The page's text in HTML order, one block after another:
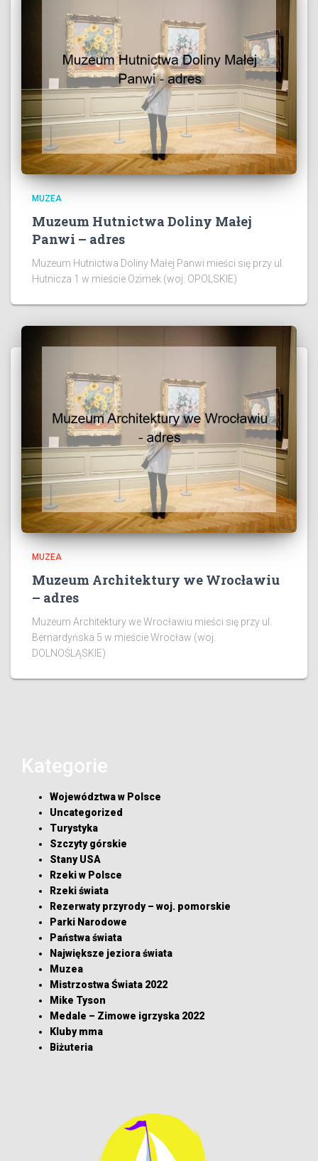
MUZEA
Muzeum Hutnictwa Doliny Małej
Panwi – adres
Muzeum Hutnictwa Doliny Małej Panwi mieści się przy ul.
Hutnicza 1 w mieście Ozimek (woj. OPOLSKIE)
MUZEA
Muzeum Architektury we Wrocławiu
– adres
Muzeum Architektury we Wrocławiu mieści się przy ul.
Bernardyńska 5 w mieście Wrocław (woj.
DOLNOŚLĄSKIE)
Kategorie
Województwa w Polsce
Uncategorized
Turystyka
Szczyty górskie
Stany USA
Rzeki w Polsce
Rzeki świata
Rezerwaty przyrody – woj. pomorskie
Parki Narodowe
Państwa świata
Największe jeziora świata
Muzea
Mistrzostwa Świata 2022
Mike Tyson
Medale – Zimowe igrzyska 2022
Kluby mma
Biżuteria